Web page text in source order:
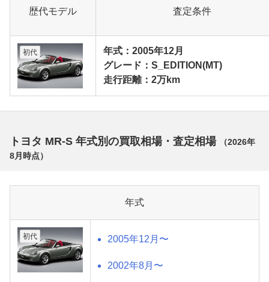
歴代モデル 査定条件
初代
年式：2005年12月
グレード：S_EDITION(MT)
走行距離：2万km
トヨタ MR-S 年式別の買取相場・査定相場 （2026年
8月 時点）
年式
初代 2005年12月〜
2002年8月〜